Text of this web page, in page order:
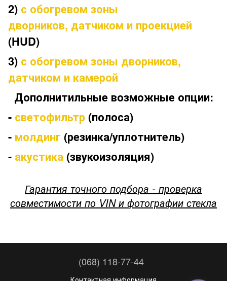
2) с обогревом зоны
дворников, датчиком и проекцией
(HUD)
3) с обогревом зоны дворников,
датчиком и камерой
Дополнитильные возможные опции:
- светофильтр (полоса)
- молдинг (резинка/уплотнитель)
- акустика (звукоизоляция)
Гарантия точного подбора - проверка
совместимости по VIN и фотографии стекла
(068) 118-77-44